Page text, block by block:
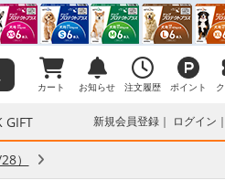
カート お知らせ 注文履歴 ポイント
GIFT 新規会員登録 ログイン
）